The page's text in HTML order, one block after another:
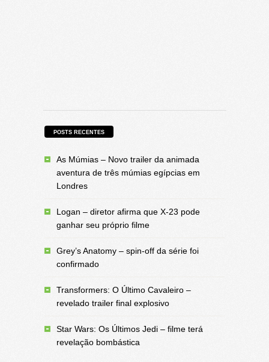
POSTS RECENTES
As Múmias – Novo trailer da animada
aventura de três múmias egípcias em
Londres
Logan – diretor afirma que X-23 pode
ganhar seu próprio filme
Grey’s Anatomy – spin-off da série foi
confirmado
Transformers: O Último Cavaleiro –
revelado trailer final explosivo
Star Wars: Os Últimos Jedi – filme terá
revelação bombástica